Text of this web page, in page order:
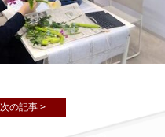
次の記事 >